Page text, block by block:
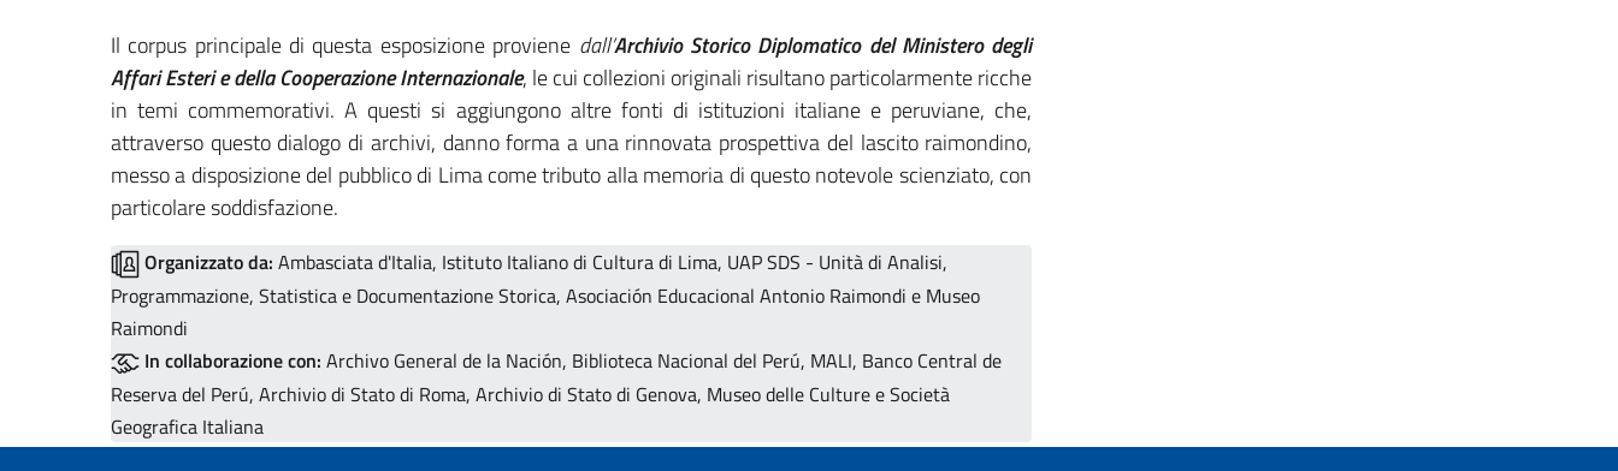
Il corpus principale di questa esposizione proviene dall’Archivio Storico Diplomatico del Ministero degli
Affari Esteri e della Cooperazione Internazionale, le cui collezioni originali risultano particolarmente ricche
in temi commemorativi. A questi si aggiungono altre fonti di istituzioni italiane e peruviane, che,
attraverso questo dialogo di archivi, danno forma a una rinnovata prospettiva del lascito raimondino,
messo a disposizione del pubblico di Lima come tributo alla memoria di questo notevole scienziato, con
particolare soddisfazione.
Organizzato da: Ambasciata d'Italia, Istituto Italiano di Cultura di Lima, UAP SDS - Unità di Analisi,
Programmazione, Statistica e Documentazione Storica, Asociación Educacional Antonio Raimondi e Museo
Raimondi
In collaborazione con: Archivo General de la Nación, Biblioteca Nacional del Perú, MALI, Banco Central de
Reserva del Perú, Archivio di Stato di Roma, Archivio di Stato di Genova, Museo delle Culture e Società
Geografica Italiana